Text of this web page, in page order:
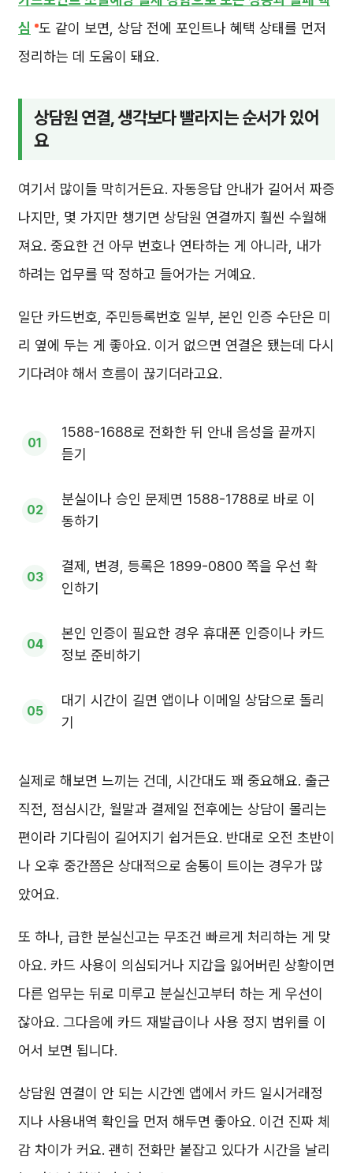
심 도 같이 보면, 상담 전에 포인트나 혜택 상태를 먼저
정리하는 데 도움이 돼요.
상담원 연결, 생각보다 빨라지는 순서가 있어
요
여기서 많이들 막히거든요. 자동응답 안내가 길어서 짜증
나지만, 몇 가지만 챙기면 상담원 연결까지 훨씬 수월해
져요. 중요한 건 아무 번호나 연타하는 게 아니라, 내가
하려는 업무를 딱 정하고 들어가는 거예요.
일단 카드번호, 주민등록번호 일부, 본인 인증 수단은 미
리 옆에 두는 게 좋아요. 이거 없으면 연결은 됐는데 다시
기다려야 해서 흐름이 끊기더라고요.
1588-1688로 전화한 뒤 안내 음성을 끝까지
듣기
분실이나 승인 문제면 1588-1788로 바로 이
동하기
결제, 변경, 등록은 1899-0800 쪽을 우선 확
인하기
본인 인증이 필요한 경우 휴대폰 인증이나 카드
정보 준비하기
대기 시간이 길면 앱이나 이메일 상담으로 돌리
기
실제로 해보면 느끼는 건데, 시간대도 꽤 중요해요. 출근
직전, 점심시간, 월말과 결제일 전후에는 상담이 몰리는
편이라 기다림이 길어지기 쉽거든요. 반대로 오전 초반이
나 오후 중간쯤은 상대적으로 숨통이 트이는 경우가 많
았어요.
또 하나, 급한 분실신고는 무조건 빠르게 처리하는 게 맞
아요. 카드 사용이 의심되거나 지갑을 잃어버린 상황이면
다른 업무는 뒤로 미루고 분실신고부터 하는 게 우선이
잖아요. 그다음에 카드 재발급이나 사용 정지 범위를 이
어서 보면 됩니다.
상담원 연결이 안 되는 시간엔 앱에서 카드 일시거래정
지나 사용내역 확인을 먼저 해두면 좋아요. 이건 진짜 체
감 차이가 커요. 괜히 전화만 붙잡고 있다가 시간을 날리